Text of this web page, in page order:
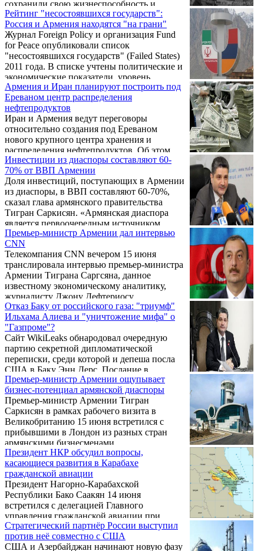
преувеличивать попытки других стран, в
частности, США для участия в каком-либо
решении в этом направлении.
сохранили свою жизнеспособность и
сегодня составляют программы по
вытеснению продукции турецкого и
китайского производства. Одним из таких
предприятий является трикотажная фабрика
«Тосп», куда Министерство экономики
организовало визит для журналистов.
Отметим, что компания в основном
работает с материалами,
импортированными из Турции, хотя все
остальные ...
Рейтинг "несостоявшихся государств":
Россия и Армения находятся "на грани"
Журнал Foreign Policy и организация Fund
for Peace опубликовали список
"несостоявшихся государств" (Failed States)
2011 года. В списке учтены политические и
экономические показатели, уровень
эффективности государственного
управления, демографические процессы,
вовлеченность во внутренние и
международные конфликты, уровень
защищенности прав человека, а также
другие показатели для 177 стран.
Армения и Иран планируют построить под
Ереваном центр распределения
нефтепродуктов
Иран и Армения ведут переговоры
относительно создания под Ереваном
нового крупного центра хранения и
распределения нефтепродуктов. Об этом
иранскому агентству Mehr заявил
генеральный директор иранской
национальной компании по производству и
распределению нефтепродуктов Джалиль
Салари.
Инвестиции из диаспоры составляют 60-
70% от ВВП Армении
Доля инвестиций, поступающих в Армении
из диаспоры, в ВВП составляют 60-70%,
сказал глава армянского правительства
Тигран Саркисян. «Армянская диаспора
является первоочередным источником
инвестиций для Армении», - сказал он
накануне в интервью телекомпании CNN.
Премьер-министр Армении дал интервью
CNN
Телекомпания CNN вечером 15 июня
транслировала интервью премьер-министра
Армении Тиграна Саргсяна, данное
известному экономическому аналитику,
журналисту Джону Дефтериосу.
Неофициальный перевод интервью
премьера предоставила пресс-служба
правительства.
Отказ Баку от российского газа: "триумф"
Ильхама Алиева и "уничтожение мифа" о
"Газпроме"?
Сайт WikiLeaks обнародовал очередную
партию секретной дипломатической
переписки, среди которой и депеша посла
США в Баку Энн Дерс. Послание в
Вашингтон датировано 2008 годом и
повествует о метаморфозах в поведении
властей Азербайджана на фоне резкого
потока нефтяных доходов, сообщает портал
contact.az
Премьер-министр Армении ощупывает
бизнес-потенциал армянской диаспоры
Премьер-министр Армении Тигран
Саркисян в рамках рабочего визита в
Великобританию 15 июня встретился с
прибывшими в Лондон из разных стран
армянскими бизнесменами.
Президент НКР обсудил вопросы,
касающиеся развития в Карабахе
гражданской авиации
Президент Нагорно-Карабахской
Республики Бако Саакян 14 июня
встретился с делегацией Главного
управления гражданской авиации при
правительстве Республики Армения,
возглавляемой главой структуры Артемом
Мовсесяном.
Стратегический партнёр России выступил
против неё совместно с США
США и Азербайджан начинают новую фазу